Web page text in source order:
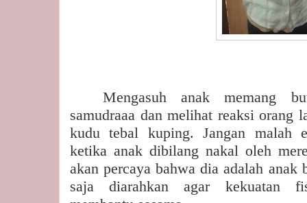
Mengasuh anak memang
samudraaa dan melihat reaksi orang
kudu tebal kuping. Jangan malah
ketika anak dibilang nakal oleh
akan percaya bahwa dia adalah anak
saja diarahkan agar kekuatan